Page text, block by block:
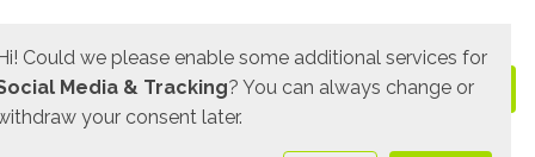
Could we please enable some additional services for
Media & Tracking? You can always change or
your consent later.